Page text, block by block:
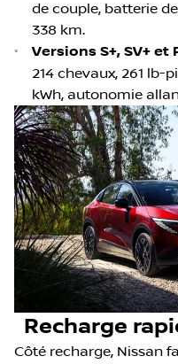
de couple, batterie
338 km.
•
Versions S+, SV+
214 chevaux, 261 lb-
kWh, autonomie
Recharge
Côté recharge, Nissan